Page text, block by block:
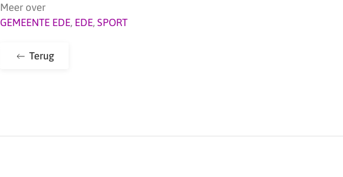
Meer over
GEMEENTE EDE, EDE, SPORT
Terug